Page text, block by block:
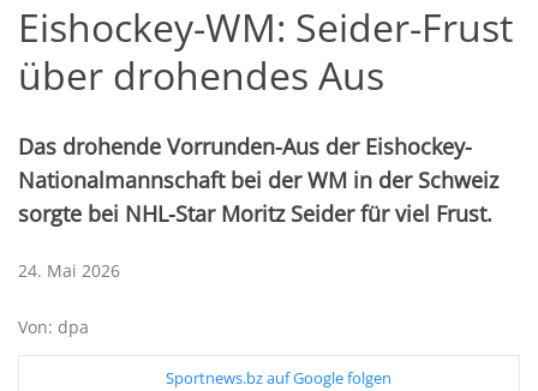
Eishockey-WM: Seider-Frust
über drohendes Aus
Das drohende Vorrunden-Aus der Eishockey-
Nationalmannschaft bei der WM in der Schweiz
sorgte bei NHL-Star Moritz Seider für viel Frust.
24. Mai 2026
Von: dpa
Sportnews.bz auf Google folgen